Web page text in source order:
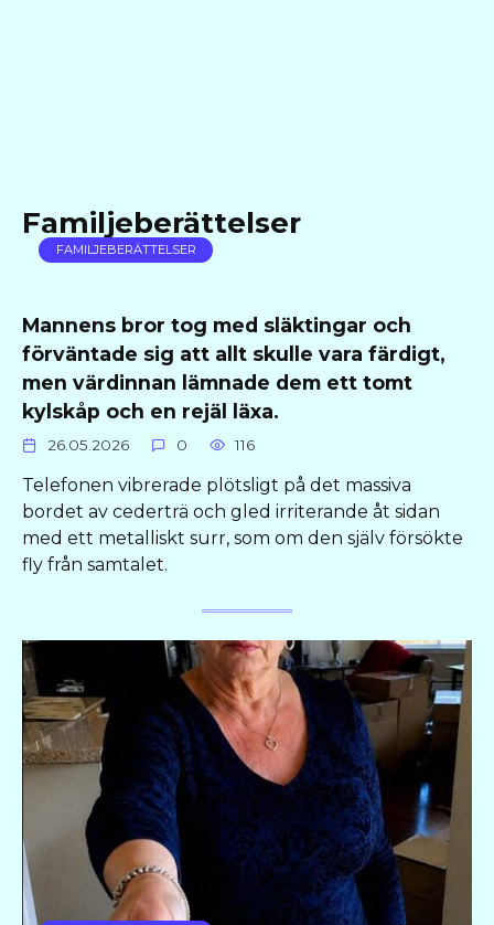
Familjeberättelser
FAMILJEBERÄTTELSER
Mannens bror tog med släktingar och
förväntade sig att allt skulle vara färdigt,
men värdinnan lämnade dem ett tomt
kylskåp och en rejäl läxa.
26.05.2026 0 116
Telefonen vibrerade plötsligt på det massiva
bordet av cederträ och gled irriterande åt sidan
med ett metalliskt surr, som om den själv försökte
fly från samtalet.